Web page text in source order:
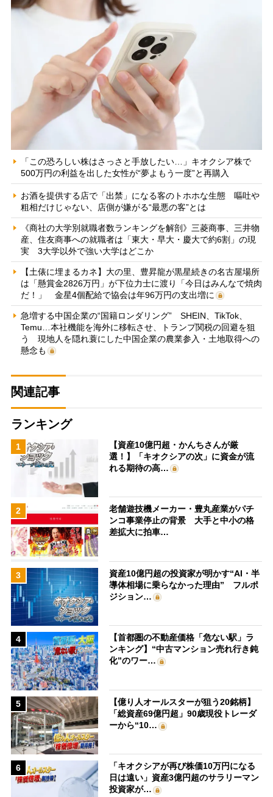
「この恐ろしい株はさっさと手放したい…」キオクシア株で
500万円の利益を出した女性が“夢よもう一度”と再購入
お酒を提供する店で「出禁」になる客のトホホな生態 嘔吐や
粗相だけじゃない、店側が嫌がる“最悪の客”とは
《商社の大学別就職者数ランキングを解剖》三菱商事、三井物
産、住友商事への就職者は「東大・早大・慶大で約6割」の現
実 3大学以外で強い大学はどこか
【土俵に埋まるカネ】大の里、豊昇龍が黒星続きの名古屋場所
は「懸賞金2826万円」が下位力士に渡り「今日はみんなで焼肉
だ！」 金星4個配給で協会は年96万円の支出増に
急増する中国企業の“国籍ロンダリング” SHEIN、TikTok、
Temu…本社機能を海外に移転させ、トランプ関税の回避を狙
う 現地人を隠れ蓑にした中国企業の農業参入・土地取得への
懸念も
関連記事
ランキング
1
【資産10億円超・かんちさんが厳
選！】「キオクシアの次」に資金が流
れる期待の高…
2
老舗遊技機メーカー・豊丸産業がパチ
ンコ事業停止の背景 大手と中小の格
差拡大に拍車…
3
資産10億円超の投資家が明かす“AI・半
導体相場に乗らなかった理由” フルポ
ジション…
4
【首都圏の不動産価格「危ない駅」ラ
ンキング】“中古マンション売れ行き鈍
化”のワー…
5
【億り人オールスターが狙う20銘柄】
「総資産69億円超」90歳現役トレーダ
ーから“10…
6
「キオクシアが再び株価10万円になる
日は遠い」資産3億円超のサラリーマン
投資家が…